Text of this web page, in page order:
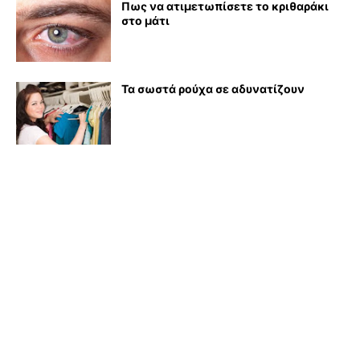
Πως να ατιμετωπίσετε το κριθαράκι
στο μάτι
Τα σωστά ρούχα σε αδυνατίζουν